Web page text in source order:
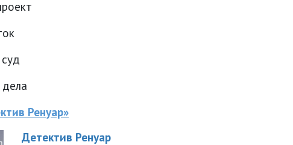
Ренуар»
Детектив Ренуар